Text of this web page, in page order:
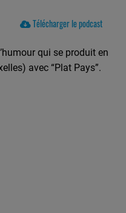
Télécharger le podcast
qui se produit en
avec “Plat Pays”.